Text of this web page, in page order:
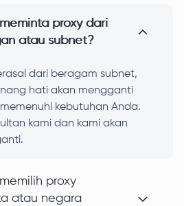
proxy dari
atau subnet?
dari beragam subnet,
hati akan mengganti
kebutuhan Anda.
kami dan kami akan
proxy
atau negara